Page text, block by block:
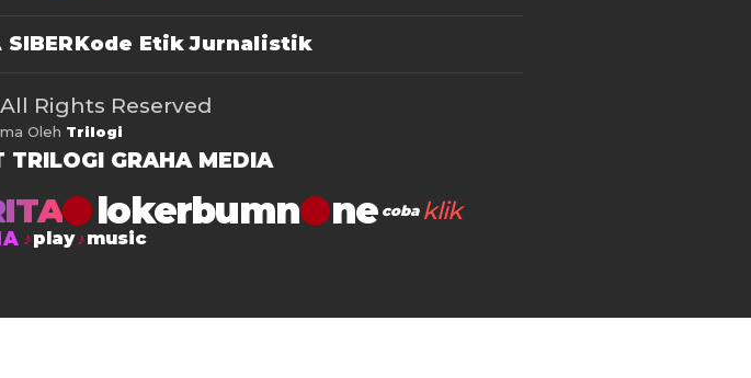
SIBERKode Etik Jurnalistik
Rights Reserved
Oleh Trilogi
TRILOGI GRAHA MEDIA
lokerbumn coba klik
play music